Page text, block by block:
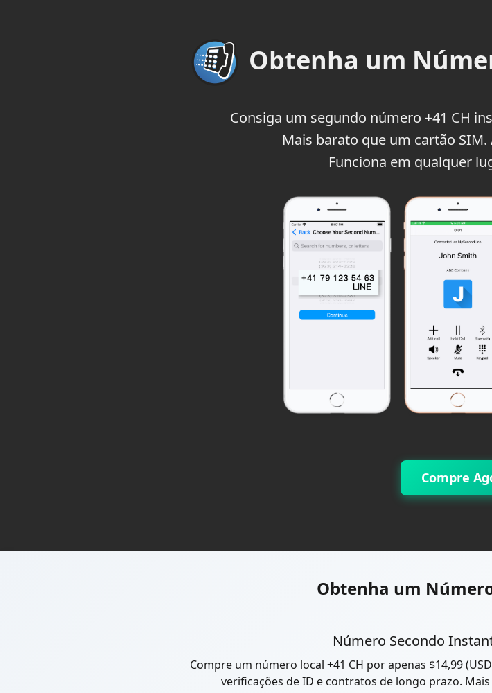
Obtenha um
Consiga um segundo número +41 CH
Mais barato que um cartão
Funciona em qualquer
Compre
Obtenha um
Número Secondo
Compre um número local +41 CH por apenas $14,99
verificações de ID e contratos de longo prazo.